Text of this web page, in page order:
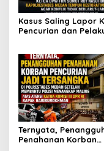
Kasus Saling Lapor
Pencurian dan
Kapolrestabes
Tempuh Restorative
agar Konflik Tak
larut
Ternyata,
Penahanan Korban